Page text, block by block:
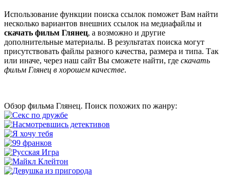
Использование функции поиска ссылок поможет Вам найти
несколько вариантов внешних ссылок на медиафайлы и
скачать фильм Глянец, а возможно и другие
дополнительные материалы. В результатах поиска могут
присутствовать файлы разного качества, размера и типа. Так
или иначе, через наш сайт Вы сможете найти, где скачать
фильм Глянец в хорошем качестве.
Обзор фильма Глянец. Поиск похожих по жанру: